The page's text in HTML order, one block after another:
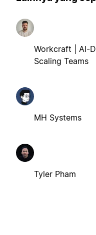
Workcraft | AI-
Scaling Teams
MH Systems
Tyler Pham